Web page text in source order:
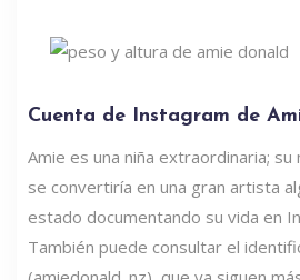
Cuenta de Instagram de
Amie es una niña extraordinaria;
se convertiría en una gran artista
estado documentando su vida en
También puede consultar el